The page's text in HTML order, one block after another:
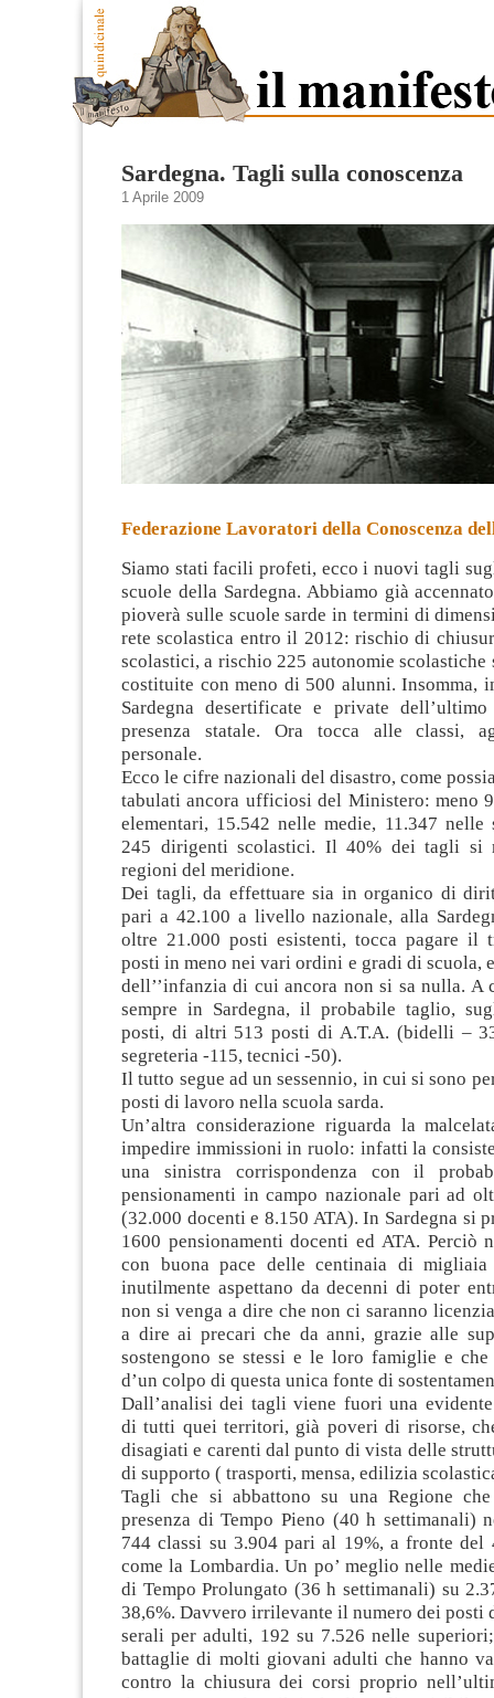
Sardegna. Tagli sulla conoscenza
1 Aprile 2009
Federazione Lavoratori della Conoscenza
Siamo stati facili profeti, ecco i nuovi tagli
scuole della Sardegna. Abbiamo già
pioverà sulle scuole sarde in termini di
rete scolastica entro il 2012: rischio di
scolastici, a rischio 225 autonomie scolastiche
costituite con meno di 500 alunni. Insomma,
Sardegna desertificate e private
presenza statale. Ora tocca alle classi,
personale.
Ecco le cifre nazionali del disastro, come
tabulati ancora ufficiosi del Ministero: meno
elementari, 15.542 nelle medie, 11.347 nelle
245 dirigenti scolastici. Il 40% dei tagli si
regioni del meridione.
Dei tagli, da effettuare sia in organico di
pari a 42.100 a livello nazionale, alla
oltre 21.000 posti esistenti, tocca pagare il
posti in meno nei vari ordini e gradi di scuola,
dell’’infanzia di cui ancora non si sa nulla. A
sempre in Sardegna, il probabile taglio,
posti, di altri 513 posti di A.T.A. (bidelli –
segreteria -115, tecnici -50).
Il tutto segue ad un sessennio, in cui si sono
posti di lavoro nella scuola sarda.
Un’altra considerazione riguarda la
impedire immissioni in ruolo: infatti la
una sinistra corrispondenza con il
pensionamenti in campo nazionale pari ad
(32.000 docenti e 8.150 ATA). In Sardegna si
1600 pensionamenti docenti ed ATA. Perciò
con buona pace delle centinaia di
inutilmente aspettano da decenni di poter
non si venga a dire che non ci saranno
a dire ai precari che da anni, grazie alle
sostengono se stessi e le loro famiglie e
d’un colpo di questa unica fonte di
Dall’analisi dei tagli viene fuori una
di tutti quei territori, già poveri di risorse,
disagiati e carenti dal punto di vista delle
di supporto ( trasporti, mensa, edilizia
Tagli che si abbattono su una Regione
presenza di Tempo Pieno (40 h settimanali)
744 classi su 3.904 pari al 19%, a fronte del
come la Lombardia. Un po’ meglio nelle
di Tempo Prolungato (36 h settimanali) su
38,6%. Davvero irrilevante il numero dei posti
serali per adulti, 192 su 7.526 nelle
battaglie di molti giovani adulti che hanno
contro la chiusura dei corsi proprio